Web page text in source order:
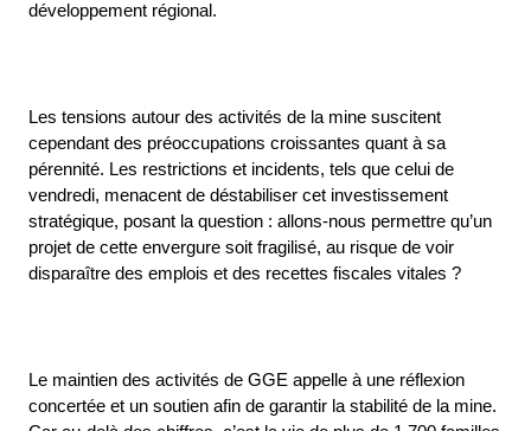
développement régional.
Les tensions autour des activités de la mine suscitent
cependant des préoccupations croissantes quant à sa
pérennité. Les restrictions et incidents, tels que celui de
vendredi, menacent de déstabiliser cet investissement
stratégique, posant la question : allons-nous permettre qu’un
projet de cette envergure soit fragilisé, au risque de voir
disparaître des emplois et des recettes fiscales vitales ?
Le maintien des activités de GGE appelle à une réflexion
concertée et un soutien afin de garantir la stabilité de la mine.